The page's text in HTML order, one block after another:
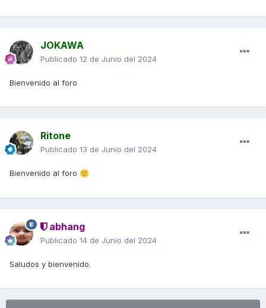
JOKAWA
Publicado 12 de Junio del 2024
Bienvenido al foro
Ritone
Publicado 13 de Junio del 2024
Bienvenido al foro 🙂
abhang
Publicado 14 de Junio del 2024
Saludos y bienvenido.